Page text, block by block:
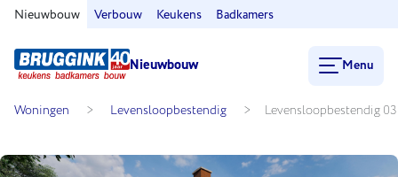
Nieuwbouw Verbouw Keukens Badkamers
Nieuwbouw Menu
Woningen > Levensloopbestendig > Levensloopbestendig 03